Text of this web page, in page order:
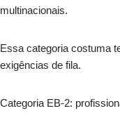
multinacionais.
Essa categoria costuma
exigências de fila.
Categoria EB-2: